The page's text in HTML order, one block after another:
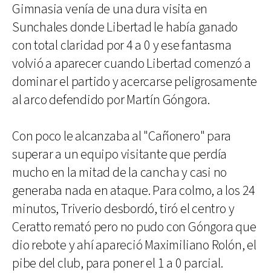
Gimnasia venía de una dura visita en
Sunchales donde Libertad le había ganado
con total claridad por 4 a 0 y ese fantasma
volvió a aparecer cuando Libertad comenzó a
dominar el partido y acercarse peligrosamente
al arco defendido por Martín Góngora.
Con poco le alcanzaba al "Cañonero" para
superar a un equipo visitante que perdía
mucho en la mitad de la cancha y casi no
generaba nada en ataque. Para colmo, a los 24
minutos, Triverio desbordó, tiró el centro y
Ceratto remató pero no pudo con Góngora que
dio rebote y ahí apareció Maximiliano Rolón, el
pibe del club, para poner el 1 a 0 parcial.